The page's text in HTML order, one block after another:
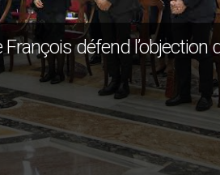
défend l’objection